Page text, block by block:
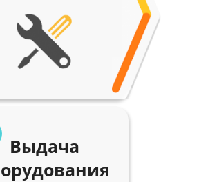
Выдача